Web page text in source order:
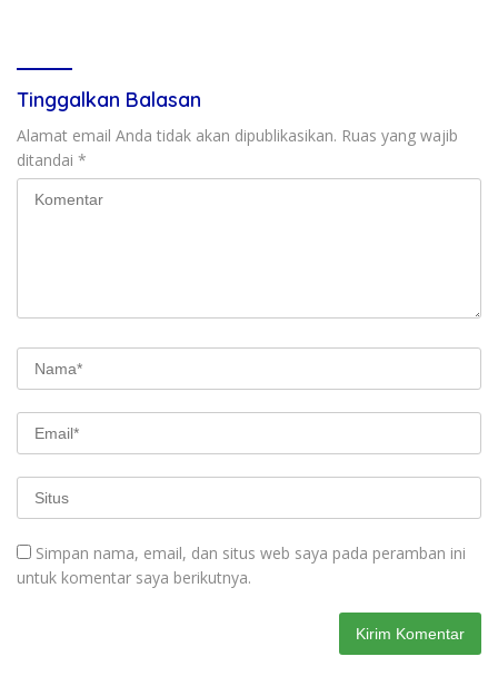
Tinggalkan Balasan
Alamat email Anda tidak akan dipublikasikan. Ruas yang wajib
ditandai *
Simpan nama, email, dan situs web saya pada peramban ini
untuk komentar saya berikutnya.